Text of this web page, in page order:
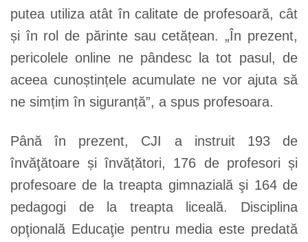
putea utiliza atât în calitate de profesoară, cât
și în rol de părinte sau cetățean. „În prezent,
pericolele online ne pândesc la tot pasul, de
aceea cunoștințele acumulate ne vor ajuta să
ne simțim în siguranță”, a spus profesoara.
Până în prezent, CJI a instruit 193 de
învăţătoare și învățători, 176 de profesori și
profesoare de la treapta gimnazială şi 164 de
pedagogi de la treapta liceală. Disciplina
opţională Educaţie pentru media este predată